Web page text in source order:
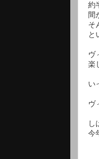
約
間
そ
と
ヴ
楽
い
ヴ
し
今